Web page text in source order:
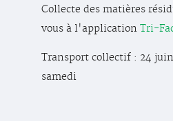
Collecte des matières
vous à l'application Tri-
Transport collectif : 24
samedi